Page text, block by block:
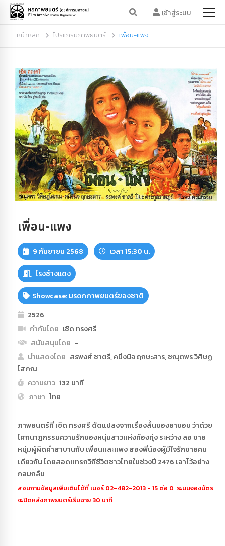
เข้าสู่ระบบ
หน้าหลัก โปรแกรมภาพยนตร์ เพื่อน-แพง
เพื่อน-แพง
9 กันยายน 2568 เวลา 15:30 น.
โรงช้างแดง
Showcase: มรดกภาพยนตร์ของชาติ
2526
กำกับโดย เชิด ทรงศรี
สนับสนุนโดย -
นำแสดงโดย สรพงศ์ ชาตรี, คนึงนิจ ฤกษะสาร, ชณุตพร วิศิษฏ
โสภณ
ความยาว 132 นาที
ภาษา ไทย
ภาพยนตร์ที่ เชิด ทรงศรี ดัดแปลงจากเรื่องสั้นของยาขอบ ว่าด้วย
โศกนาฏกรรมความรักของหนุ่มสาวแห่งท้องทุ่ง ระหว่าง ลอ ชาย
หนุ่มผู้ผิดคำสาบานกับ เพื่อนและแพง สองพี่น้องผู้มีใจรักชายคน
เดียวกัน โดยสอดแทรกวิถีชีวิตชาวไทยในช่วงปี 2476 เอาไว้อย่าง
กลมกลืน
สอบถามข้อมูลเพิ่มเติมได้ที่ เบอร์ 02-482-2013 - 15 ต่อ 0 ระบบจองบัตร
จะปิดหลังภาพยนตร์เริ่มฉาย 30 นาที